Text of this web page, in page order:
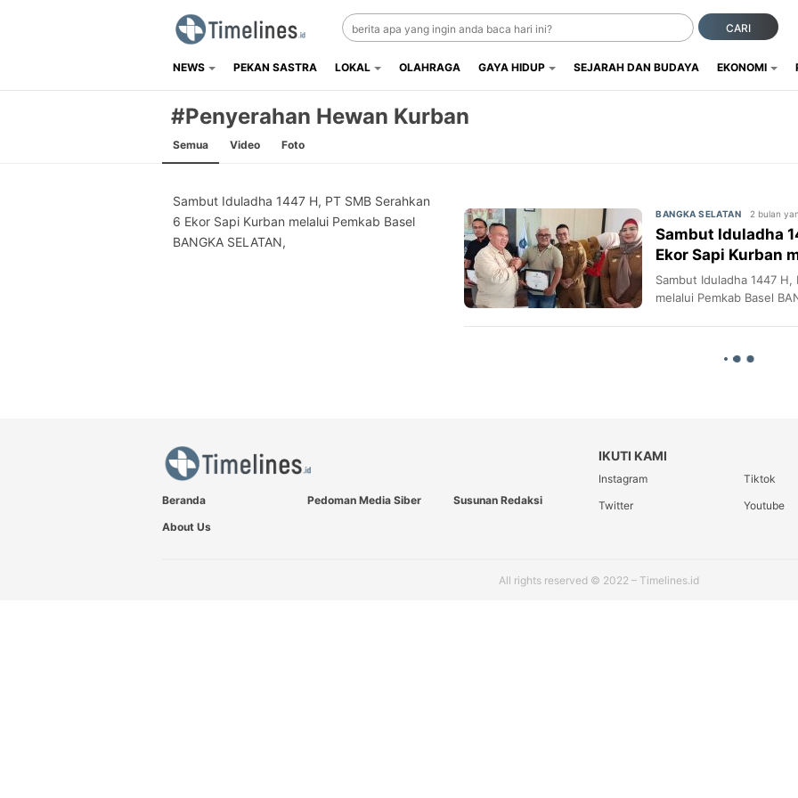
Timelines.id
Media Literasi, Sejarah & Budaya
CARI
NEWS PEKAN SASTRA LOKAL OLAHRAGA GAYA HIDUP SEJARAH DAN BUDAYA EKONOMI
#Penyerahan Hewan Kurban
Semua Video Foto
Sambut Iduladha 1447 H, PT SMB Serahkan
6 Ekor Sapi Kurban melalui Pemkab Basel
BANGKA SELATAN,
BANGKA SELATAN 2 bulan
Sambut Iduladha
Ekor Sapi Kurban
Sambut Iduladha 1447 H,
melalui Pemkab Basel
Beranda Pedoman Media Siber
Susunan Redaksi
About Us
IKUTI KAMI
Instagram Tiktok
Twitter
Youtube
All rights reserved © 2022 – Timelines.id